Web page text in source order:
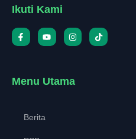
Ikuti Kami
Menu Utama
Berita